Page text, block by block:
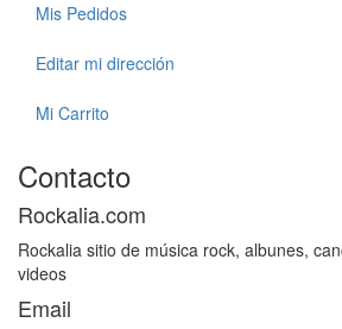
Mis Pedidos
Editar mi dirección
Mi Carrito
Contacto
Rockalia.com
Rockalia sitio de música rock, albunes,
videos
Email